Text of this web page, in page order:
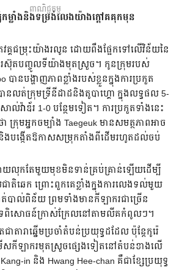
ពាណិជ្ជកម្ម
ម្លាំងនិងទម្រង់លេងយ៉ាងក្ដៅគគុកមុន
វគ្គជម្រុះយ៉ាងរលូន ដោយពឹងផ្អែកទៅលើវិន័យនៃ
រស៊ុតបញ្ចូលទីយ៉ាងមុតស្រួច។ កូនក្រុមរបស់
ានបង្ហាញភាពខ្លាំងរបស់ខ្លួនក្នុងការប្រកួត
ានលត់ក្រុមទ្រីនីដាដនិងតូបាហ្គោ ក្នុងលទ្ធផល 5-
ល់វ៉ាឌ័រ 1-0 បន្ថែមទៀត។ ការប្រកួតទាំងនេះ
ក្រុមអ្នកចម្បាំង Taegeuk មានសមត្ថភាពអាច
និងបង្កើតឱកាសសម្រុកតាំងពីដើមរហូតដល់ចប់
វាយលុកតែមួយមុខមិនទាន់គ្រប់គ្រាន់ឡើយដើម្បី
តិឆេក ព្រោះពួកគេខ្លាំងក្នុងការលេងទល់មួយ
ទាត់បាល់ពិន័យ ព្រមទាំងមានកីឡាករជាច្រើន
ពិសោធន៍ក្រាស់ក្រែលនៅតាមលីគកំពូលៗ។
ាតារាឆ្នើមប្រចាំតំបន់ប្រយុទ្ធដដែល ប៉ុន្តែកូរ៉េ
ើសកីឡាករមុតស្រួចផ្សេងទៀតនៅតំបន់ខាងលើ
in និង Hwang Hee-chan គឺជាខ្សែប្រយុទ្ធ